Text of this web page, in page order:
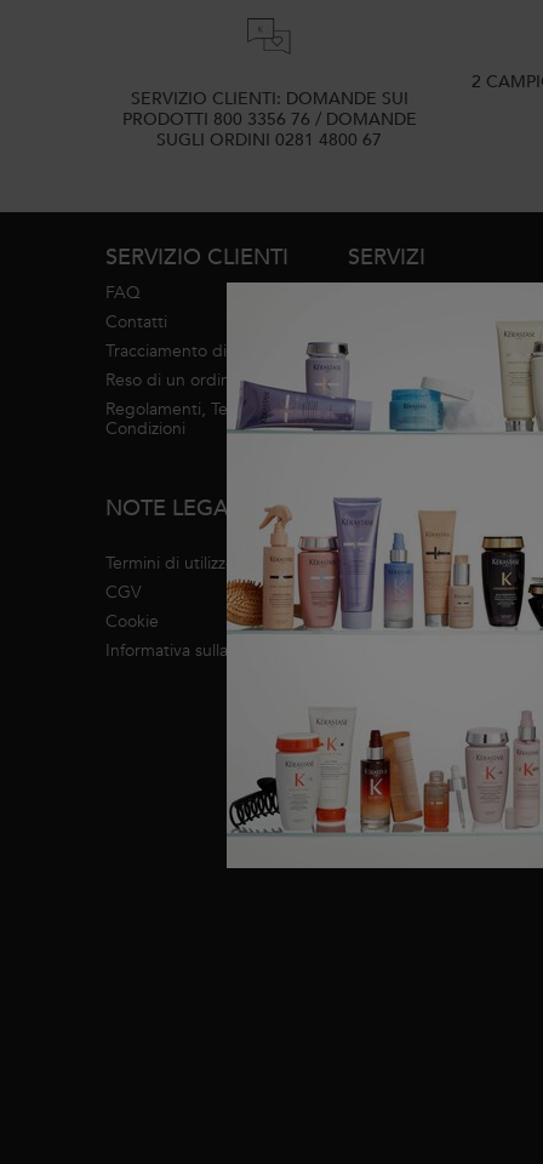
SERVIZIO CLIENTI: DOMANDE SUI
PRODOTTI 800 3356 76 / DOMANDE
SUGLI ORDINI 0281 4800 67
2
SERVIZIO CLIENTI
FAQ
Contatti
Tracciamento di un ordine
Reso di un ordine
Regolamenti, Termini e
Condizioni
NOTE LEGALI
Termini di utilizzo
CGV
Cookie
Informativa sulla privacy
SERVIZI
Servizi in salone
INFO MARCHI
Informazioni su Kérastase
Impegno RSI